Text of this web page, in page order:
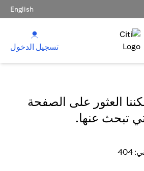
English
تسجيل الدخول
العثور على الصفحة
تبحث عنها.